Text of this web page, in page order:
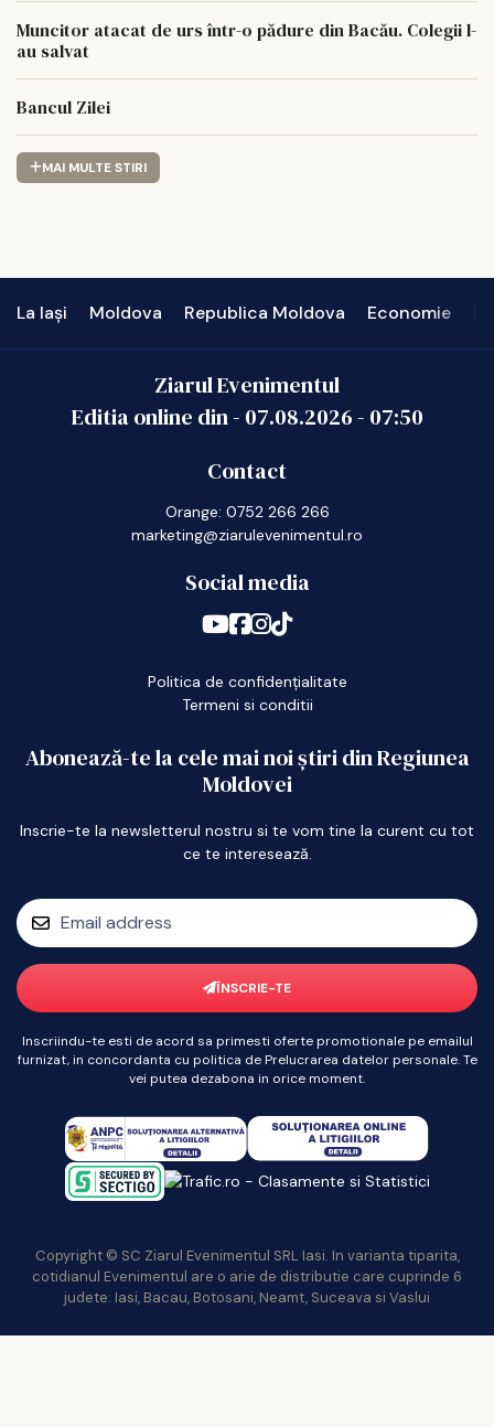
Muncitor atacat de urs într-o pădure din Bacău. Colegii l-
au salvat
Bancul Zilei
MAI MULTE STIRI
La Iași Moldova Republica Moldova Economie
Ziarul Evenimentul
Editia online din - 07.08.2026- 07:50
Contact
Orange: 0752 266 266
marketing@ziarulevenimentul.ro
Social media
Politica de confidențialitate
Termeni si conditii
Abonează-te la cele mai noi știri din Regiunea
Moldovei
Inscrie-te la newsletterul nostru si te vom tine la curent cu tot
ce te interesează.
ÎNSCRIE-TE
Inscriindu-te esti de acord sa primesti oferte promotionale pe emailul
furnizat, in concordanta cu politica de Prelucrarea datelor personale. Te
vei putea dezabona in orice moment.
Copyright © SC Ziarul Evenimentul SRL Iasi. In varianta tiparita,
cotidianul Evenimentul are o arie de distributie care cuprinde 6
judete: Iasi, Bacau, Botosani, Neamt, Suceava si Vaslui